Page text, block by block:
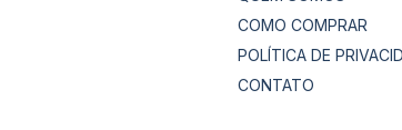
COMO COMPRAR
POLÍTICA DE
CONTATO